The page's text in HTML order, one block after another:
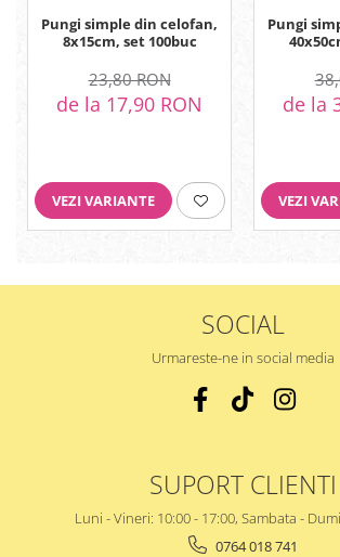
Pungi simple din celofan,
8x15cm, set 100buc
23,80 RON
de la 17,90 RON
VEZI VARIANTE
Pungi
de la
VEZI
SOCIAL
Urmareste-ne in social media
SUPORT CLIENTI
Luni - Vineri: 10:00 - 17:00, Sambata -
0764 018 741